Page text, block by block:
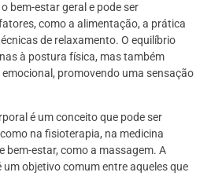
bem-estar geral e pode ser
como a alimentação, a prática
de relaxamento. O equilíbrio
à postura física, mas também
promovendo uma sensação
é um conceito que pode ser
na fisioterapia, na medicina
bem-estar, como a massagem. A
um objetivo comum entre aqueles que